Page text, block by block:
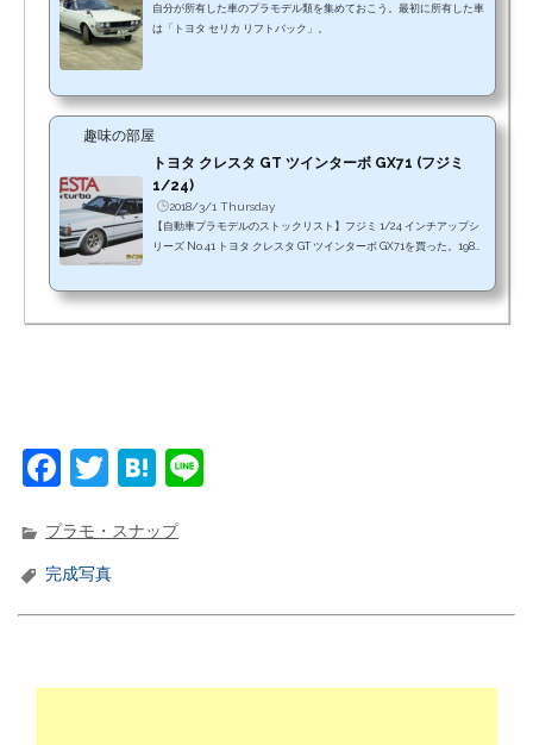
自分が所有した車のプラモデル類を集めておこう。最初に所有した車
は「トヨタ セリカ リフトバック」。
趣味の部屋
トヨタ クレスタ GT ツインターボ GX71 (フジミ
1/24)
2018/3/1 Thursday
【自動車プラモデルのストックリスト】フジミ 1/24 インチアップシ
リーズ No.41 トヨタ クレスタ GT ツインターボ GX71を買った。1984
の構成(内容・中身)、実車の当時のカタログはこんな感じ。
F
c
e
b
o
T
it
t
e
H
e
a
プラモ・スナップ
完成写真